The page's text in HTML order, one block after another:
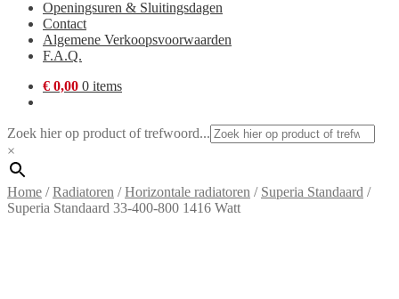
Openingsuren & Sluitingsdagen
Contact
Algemene Verkoopsvoorwaarden
F.A.Q.
€ 0,00 0 items
Zoek hier op product of trefwoord...
×
Home /Radiatoren /Horizontale radiatoren / Superia Standaard /
Superia Standaard 33-400-800 1416 Watt